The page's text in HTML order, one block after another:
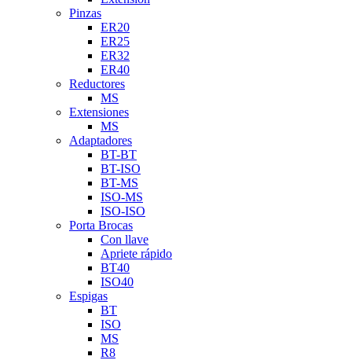
Pinzas
ER20
ER25
ER32
ER40
Reductores
MS
Extensiones
MS
Adaptadores
BT-BT
BT-ISO
BT-MS
ISO-MS
ISO-ISO
Porta Brocas
Con llave
Apriete rápido
BT40
ISO40
Espigas
BT
ISO
MS
R8